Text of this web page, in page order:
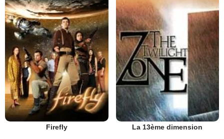
Firefly La 13ème dimension